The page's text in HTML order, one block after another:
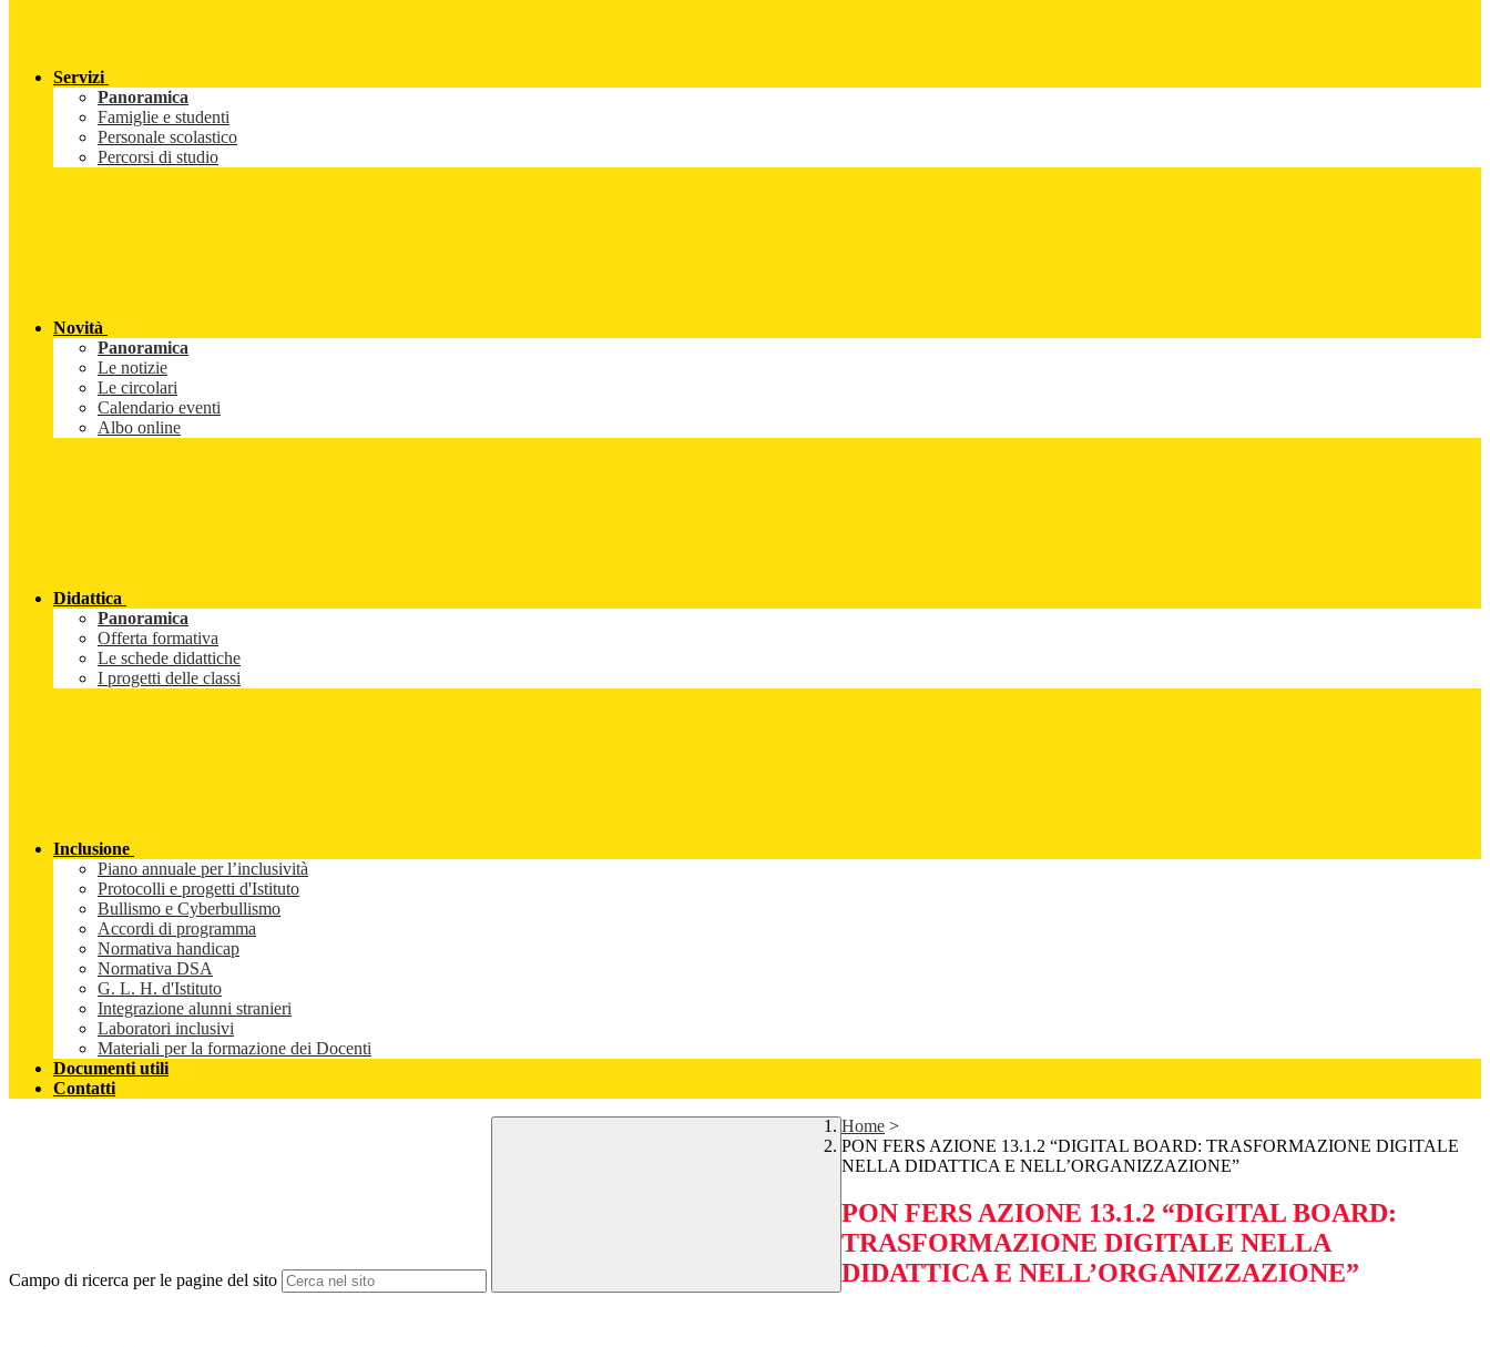
Servizi
Panoramica
Famiglie e studenti
Personale scolastico
Percorsi di studio
Novità
Panoramica
Le notizie
Le circolari
Calendario eventi
Albo online
Didattica
Panoramica
Offerta formativa
Le schede didattiche
I progetti delle classi
Inclusione
Piano annuale per l’inclusività
Protocolli e progetti d'Istituto
Bullismo e Cyberbullismo
Accordi di programma
Normativa handicap
Normativa DSA
G. L. H. d'Istituto
Integrazione alunni stranieri
Laboratori inclusivi
Materiali per la formazione dei Docenti
Documenti utili
Contatti
Campo di ricerca per le pagine del sito
Home >
PON FERS AZIONE 13.1.2 “DIGITAL BOARD: TRASFORMAZIONE DIGITALE
NELLA DIDATTICA E NELL’ORGANIZZAZIONE”
PON FERS AZIONE 13.1.2 “DIGITAL BOARD:
TRASFORMAZIONE DIGITALE NELLA
DIDATTICA E NELL’ORGANIZZAZIONE”